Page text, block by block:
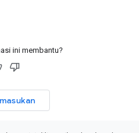
ini membantu?